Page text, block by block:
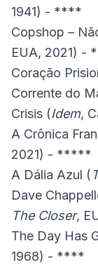
1941) - ****
Copshop –
EUA, 2021) -
Coração
Corrente do
Crisis (Idem,
A Crônica
2021) - *****
A Dália Azul (
Dave
The Closer,
The Day Has
1968) - ****